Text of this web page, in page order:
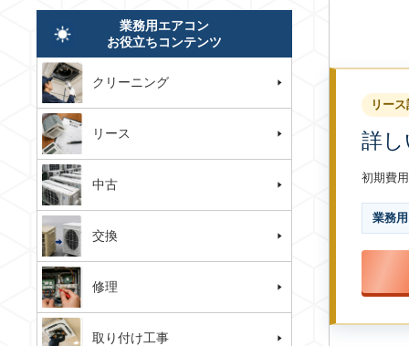
リー
詳
初期費
業務
業務用エアコン
お役立ちコンテンツ
クリーニング
リース
中古
交換
修理
取り付け工事